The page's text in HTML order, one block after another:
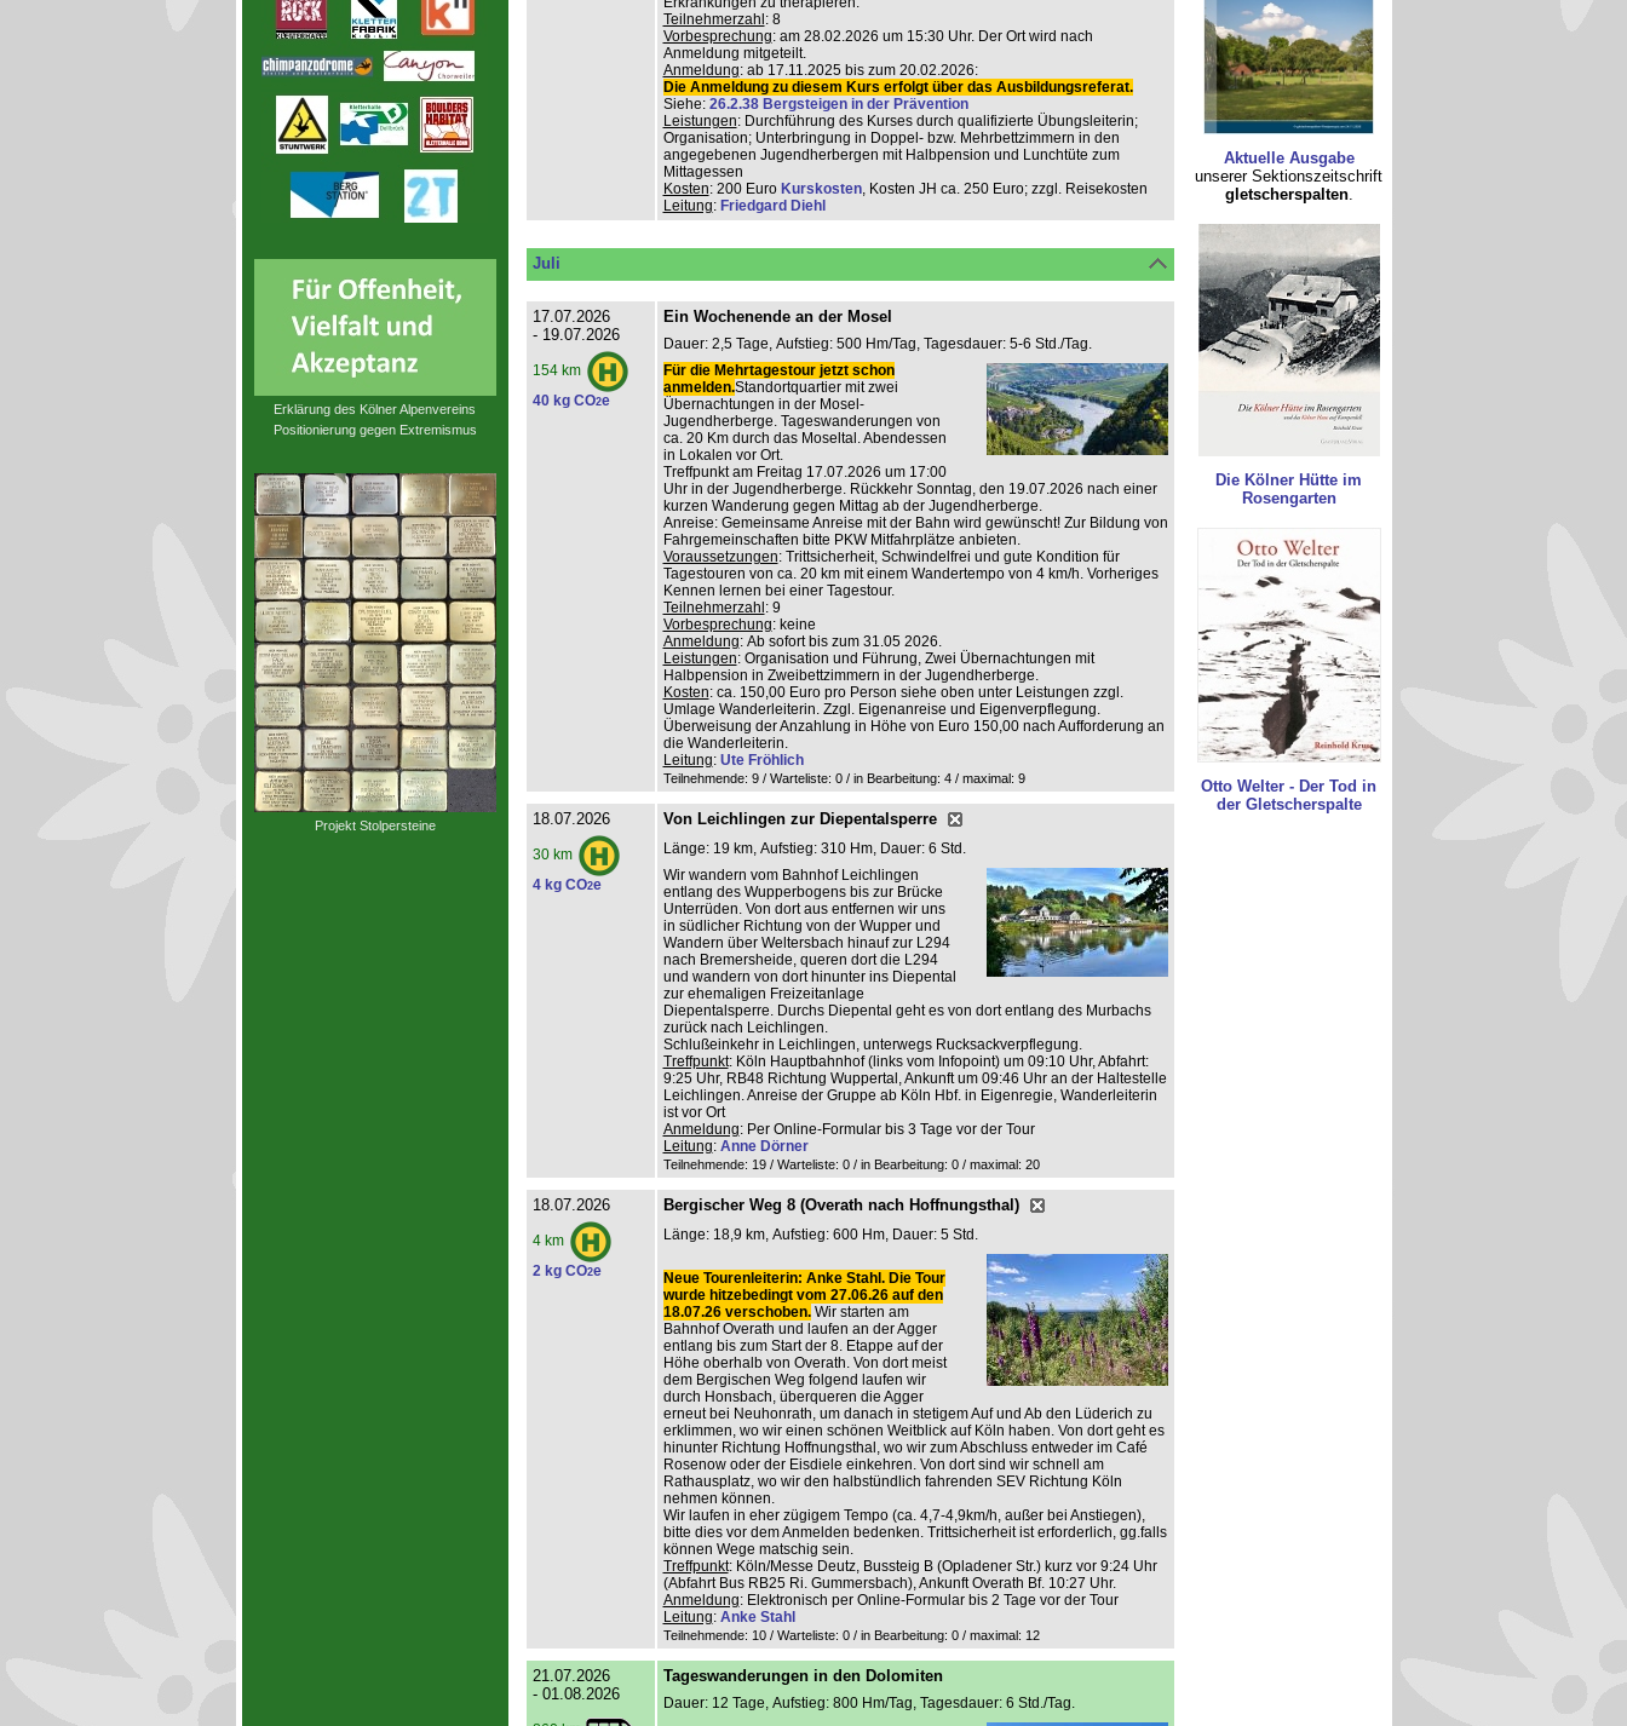
Erklärung des Kölner Alpenvereins
Positionierung gegen Extremismus
Projekt Stolpersteine
Teilnehmerzahl : 8
Vorbesprechung: am 28.02.2026 um 15:30 Uhr. Der Ort wird nach
Anmeldung mitgeteilt.
Anmeldung: ab 17.11.2025 bis zum 20.02.2026:
Die Anmeldung zu diesem Kurs erfolgt über das Ausbildungsreferat.
Siehe: 26.2.38 Bergsteigen in der Prävention
Leistungen: Durchführung des Kurses durch qualifizierte Übungsleiterin;
Organisation; Unterbringung in Doppel- bzw. Mehrbettzimmern in den
angegebenen Jugendherbergen mit Halbpension und Lunchtüte zum
Mittagessen
Kosten: 200 Euro Kurskosten, Kosten JH ca. 250 Euro; zzgl. Reisekosten
Leitung: Friedgard Diehl
Juli
17.07.2026
- 19.07.2026
154 km
40 kg CO2e
Ein Wochenende an der Mosel
Dauer: 2,5 Tage, Aufstieg: 500 Hm/Tag, Tagesdauer: 5-6 Std./Tag.
Für die Mehrtagestour jetzt schon
anmelden.Standortquartier mit zwei
Übernachtungen in der Mosel-
Jugendherberge. Tageswanderungen von
ca. 20 Km durch das Moseltal. Abendessen
in Lokalen vor Ort.
Treffpunkt am Freitag 17.07.2026 um 17:00
Uhr in der Jugendherberge. Rückkehr Sonntag, den 19.07.2026 nach einer
kurzen Wanderung gegen Mittag ab der Jugendherberge.
Anreise: Gemeinsame Anreise mit der Bahn wird gewünscht! Zur Bildung von
Fahrgemeinschaften bitte PKW Mitfahrplätze anbieten.
Voraussetzungen: Trittsicherheit, Schwindelfrei und gute Kondition für
Tagestouren von ca. 20 km mit einem Wandertempo von 4 km/h. Vorheriges
Kennen lernen bei einer Tagestour.
Teilnehmerzahl : 9
Vorbesprechung: keine
Anmeldung: Ab sofort bis zum 31.05 2026.
Leistungen: Organisation und Führung, Zwei Übernachtungen mit
Halbpension in Zweibettzimmern in der Jugendherberge.
Kosten: ca. 150,00 Euro pro Person siehe oben unter Leistungen zzgl.
Umlage Wanderleiterin. Zzgl. Eigenanreise und Eigenverpflegung.
Überweisung der Anzahlung in Höhe von Euro 150,00 nach Aufforderung an
die Wanderleiterin.
Leitung: Ute Fröhlich
Teilnehmende: 9 / Warteliste: 0 / in Bearbeitung: 4 / maximal: 9
18.07.2026
30 km
4 kg CO2e
Von Leichlingen zur Diepentalsperre
Länge: 19 km, Aufstieg: 310 Hm, Dauer: 6 Std.
Wir wandern vom Bahnhof Leichlingen
entlang des Wupperbogens bis zur Brücke
Unterrüden. Von dort aus entfernen wir uns
in südlicher Richtung von der Wupper und
Wandern über Weltersbach hinauf zur L294
nach Bremersheide, queren dort die L294
und wandern von dort hinunter ins Diepental
zur ehemaligen Freizeitanlage
Diepentalsperre. Durchs Diepental geht es von dort entlang des Murbachs
zurück nach Leichlingen.
Schlußeinkehr in Leichlingen, unterwegs Rucksackverpflegung.
Treffpunkt: Köln Hauptbahnhof (links vom Infopoint) um 09:10 Uhr, Abfahrt:
9:25 Uhr, RB48 Richtung Wuppertal, Ankunft um 09:46 Uhr an der Haltestelle
Leichlingen. Anreise der Gruppe ab Köln Hbf. in Eigenregie, Wanderleiterin
ist vor Ort
Anmeldung: Per Online-Formular bis 3 Tage vor der Tour
Leitung: Anne Dörner
Teilnehmende: 19 / Warteliste: 0 / in Bearbeitung: 0 / maximal: 20
18.07.2026
4 km
2 kg CO2e
Bergischer Weg 8 (Overath nach Hoffnungsthal)
Länge: 18,9 km, Aufstieg: 600 Hm, Dauer: 5 Std.
Neue Tourenleiterin: Anke Stahl. Die Tour
wurde hitzebedingt vom 27.06.26 auf den
18.07.26 verschoben.Wir starten am
Bahnhof Overath und laufen an der Agger
entlang bis zum Start der 8. Etappe auf der
Höhe oberhalb von Overath. Von dort meist
dem Bergischen Weg folgend laufen wir
durch Honsbach, überqueren die Agger
erneut bei Neuhonrath, um danach in stetigem Auf und Ab den Lüderich zu
erklimmen, wo wir einen schönen Weitblick auf Köln haben. Von dort geht es
hinunter Richtung Hoffnungsthal, wo wir zum Abschluss entweder im Café
Rosenow oder der Eisdiele einkehren. Von dort sind wir schnell am
Rathausplatz, wo wir den halbstündlich fahrenden SEV Richtung Köln
nehmen können.
Wir laufen in eher zügigem Tempo (ca. 4,7-4,9km/h, außer bei Anstiegen),
bitte dies vor dem Anmelden bedenken. Trittsicherheit ist erforderlich, gg.falls
können Wege matschig sein.
Treffpunkt: Köln/Messe Deutz, Bussteig B (Opladener Str.) kurz vor 9:24 Uhr
(Abfahrt Bus RB25 Ri. Gummersbach), Ankunft Overath Bf. 10:27 Uhr.
Anmeldung: Elektronisch per Online-Formular bis 2 Tage vor der Tour
Leitung: Anke Stahl
Teilnehmende: 10 / Warteliste: 0 / in Bearbeitung: 0 / maximal: 12
21.07.2026
- 01.08.2026
Tageswanderungen in den Dolomiten
Dauer: 12 Tage, Aufstieg: 800 Hm/Tag, Tagesdauer: 6 Std./Tag.
Aktuelle Ausgabe
unserer Sektionszeitschrift
gletscherspalten.
Die Kölner Hütte im
Rosengarten
Otto Welter - Der Tod in
der Gletscherspalte